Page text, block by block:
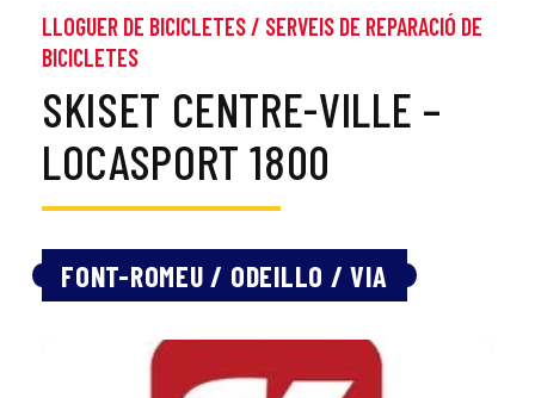
LLOGUER DE BICICLETES/ SERVEIS DE REPARACIÓ DE
BICICLETES
SKISET CENTRE-VILLE –
LOCASPORT 1800
FONT-ROMEU / ODEILLO / VIA